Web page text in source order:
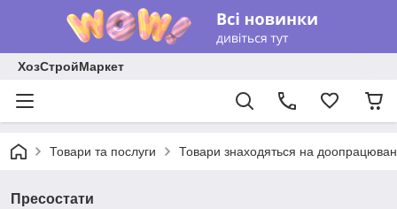
ХозСтройМаркет
Товари та послуги Товари знаходяться на
Пресостати